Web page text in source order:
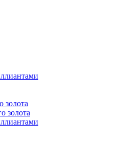
золота
золота